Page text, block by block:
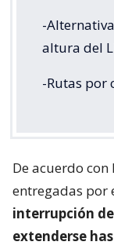
-
altura del
-Rutas por
De acuerdo
entregadas por
interrupción
extenderse